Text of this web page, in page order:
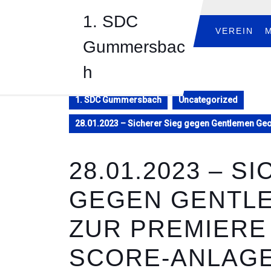
1. SDC
Gummersbac
h
VEREIN
1. SDC Gummersbach Uncategorized
28.01.2023 – Sicherer Sieg gegen Gentlemen
28.01.2023 –
GEGEN
ZUR
SCORE-